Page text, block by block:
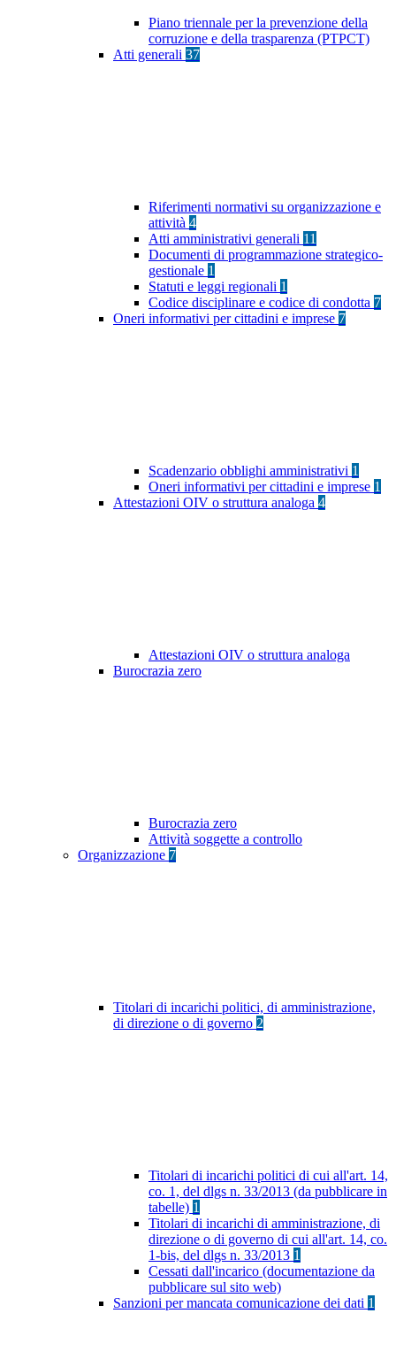
Piano triennale per la prevenzione della
corruzione e della trasparenza (PTPCT)
Atti generali 37
Riferimenti normativi su organizzazione e
attività 4
Atti amministrativi generali 11
Documenti di programmazione strategico-
gestionale 1
Statuti e leggi regionali 1
Codice disciplinare e codice di condotta 7
Oneri informativi per cittadini e imprese 7
Scadenzario obblighi amministrativi 1
Oneri informativi per cittadini e imprese 1
Attestazioni OIV o struttura analoga 4
Attestazioni OIV o struttura analoga
Burocrazia zero
Burocrazia zero
Attività soggette a controllo
Organizzazione 7
Titolari di incarichi politici, di amministrazione,
di direzione o di governo 2
Titolari di incarichi politici di cui all'art. 14,
co. 1, del dlgs n. 33/2013 (da pubblicare in
tabelle) 1
Titolari di incarichi di amministrazione, di
direzione o di governo di cui all'art. 14, co.
1-bis, del dlgs n. 33/2013 1
Cessati dall'incarico (documentazione da
pubblicare sul sito web)
Sanzioni per mancata comunicazione dei dati 1